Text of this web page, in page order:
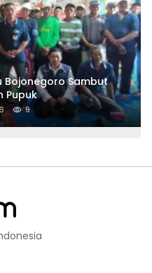
Bojonegoro Sambut
Pupuk
9